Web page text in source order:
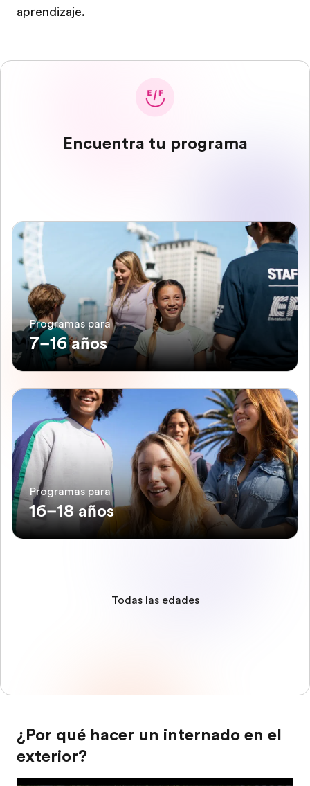
aprendizaje.
Encuentra tu programa
Programas para
7–16 años
Programas para
16–18 años
Todas las edades
¿Por qué hacer un internado en el
exterior?